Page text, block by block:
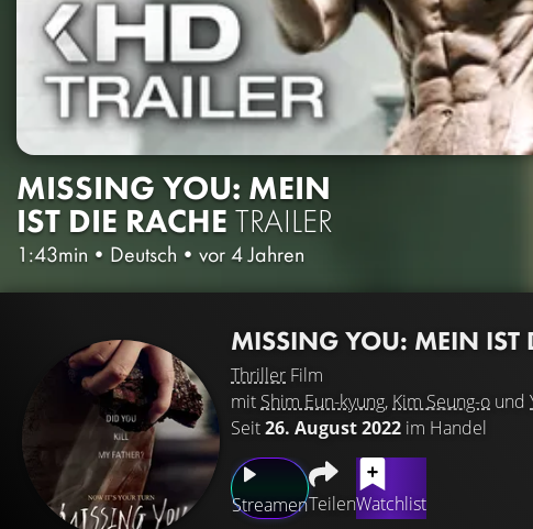
MISSING YOU: MEIN
IST DIE RACHE TRAILER
1:43min • Deutsch • vor 4 Jahren
MISSING YOU: MEIN IST
Thriller Film
mit Shim Eun-kyung, Kim Seung-o und
Seit26. August 2022 im Handel
StreamenTeilenWatchlist